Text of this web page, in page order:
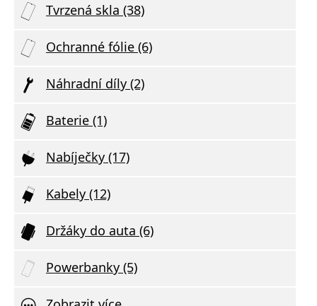
Tvrzená skla (38)
Ochranné fólie (6)
Náhradní díly (2)
Baterie (1)
Nabíječky (17)
Kabely (12)
Držáky do auta (6)
Powerbanky (5)